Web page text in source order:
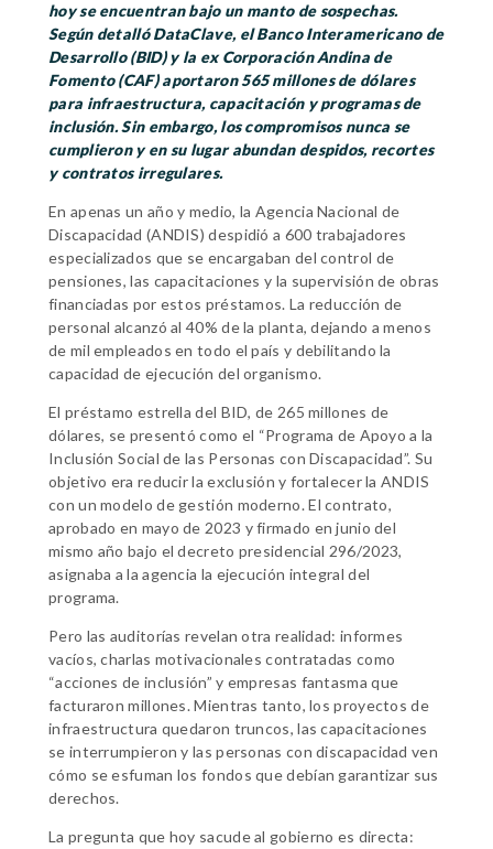
hoy se encuentran bajo un manto de sospechas.
Según detalló DataClave, el Banco Interamericano de
Desarrollo (BID) y la ex Corporación Andina de
Fomento (CAF) aportaron 565 millones de dólares
para infraestructura, capacitación y programas de
inclusión. Sin embargo, los compromisos nunca se
cumplieron y en su lugar abundan despidos, recortes
y contratos irregulares.
En apenas un año y medio, la Agencia Nacional de
Discapacidad (ANDIS) despidió a 600 trabajadores
especializados que se encargaban del control de
pensiones, las capacitaciones y la supervisión de obras
financiadas por estos préstamos. La reducción de
personal alcanzó al 40% de la planta, dejando a menos
de mil empleados en todo el país y debilitando la
capacidad de ejecución del organismo.
El préstamo estrella del BID, de 265 millones de
dólares, se presentó como el “Programa de Apoyo a la
Inclusión Social de las Personas con Discapacidad”. Su
objetivo era reducir la exclusión y fortalecer la ANDIS
con un modelo de gestión moderno. El contrato,
aprobado en mayo de 2023 y firmado en junio del
mismo año bajo el decreto presidencial 296/2023,
asignaba a la agencia la ejecución integral del
programa.
Pero las auditorías revelan otra realidad: informes
vacíos, charlas motivacionales contratadas como
“acciones de inclusión” y empresas fantasma que
facturaron millones. Mientras tanto, los proyectos de
infraestructura quedaron truncos, las capacitaciones
se interrumpieron y las personas con discapacidad ven
cómo se esfuman los fondos que debían garantizar sus
derechos.
La pregunta que hoy sacude al gobierno es directa: